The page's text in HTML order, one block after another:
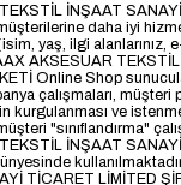
İNŞAAT
daha iyi
yaş, ilgi alanlarınız,
AKSESUAR
Online Shop
çalışmaları, müşteri
kurgulanması ve
"sınıflandırma"
İNŞAAT
TİCARET LİMİTED